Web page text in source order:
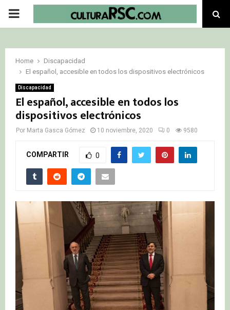
PRIMARY
Home
Discapacidad
El español, accesible en todos los dispositivos electrónicos
Discapacidad
El español, accesible en todos los
dispositivos electrónicos
Por Marta Gasca Gómez 10 noviembre, 2020 0 9580
COMPARTIR 0